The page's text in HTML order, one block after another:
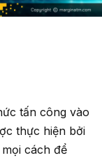
tấn công vào
thực hiện bởi
cách để